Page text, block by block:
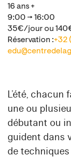
16 ans +
9:00 → 16:00
35€/jour ou
Réservation :+32
L’été,
une ou
débutant ou
guident dans
de